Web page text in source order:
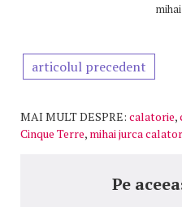
articolul precedent
MAI MULT DESPRE: calatorie,
Cinque Terre, mihai jurca
Pe